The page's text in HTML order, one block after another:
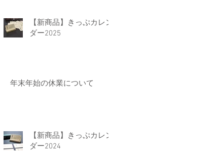
【新商品】きっぷカレン
ダー2025
年末年始の休業について
【新商品】きっぷカレン
ダー2024